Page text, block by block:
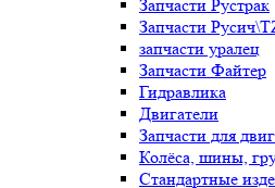
Запчасти Рустрак
Запчасти
запчасти уралец
Запчасти Файтер
Гидравлика
Двигатели
Запчасти для
Колёса, шины,
Стандартные